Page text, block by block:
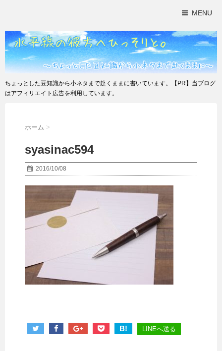
MENU
ちょっとした豆知識から小ネタまで赴くままに書いています。【PR】当ブログ
はアフィリエイト広告を利用しています。
ホーム >
syasinac594
2016/10/08
B! LINEへ送る